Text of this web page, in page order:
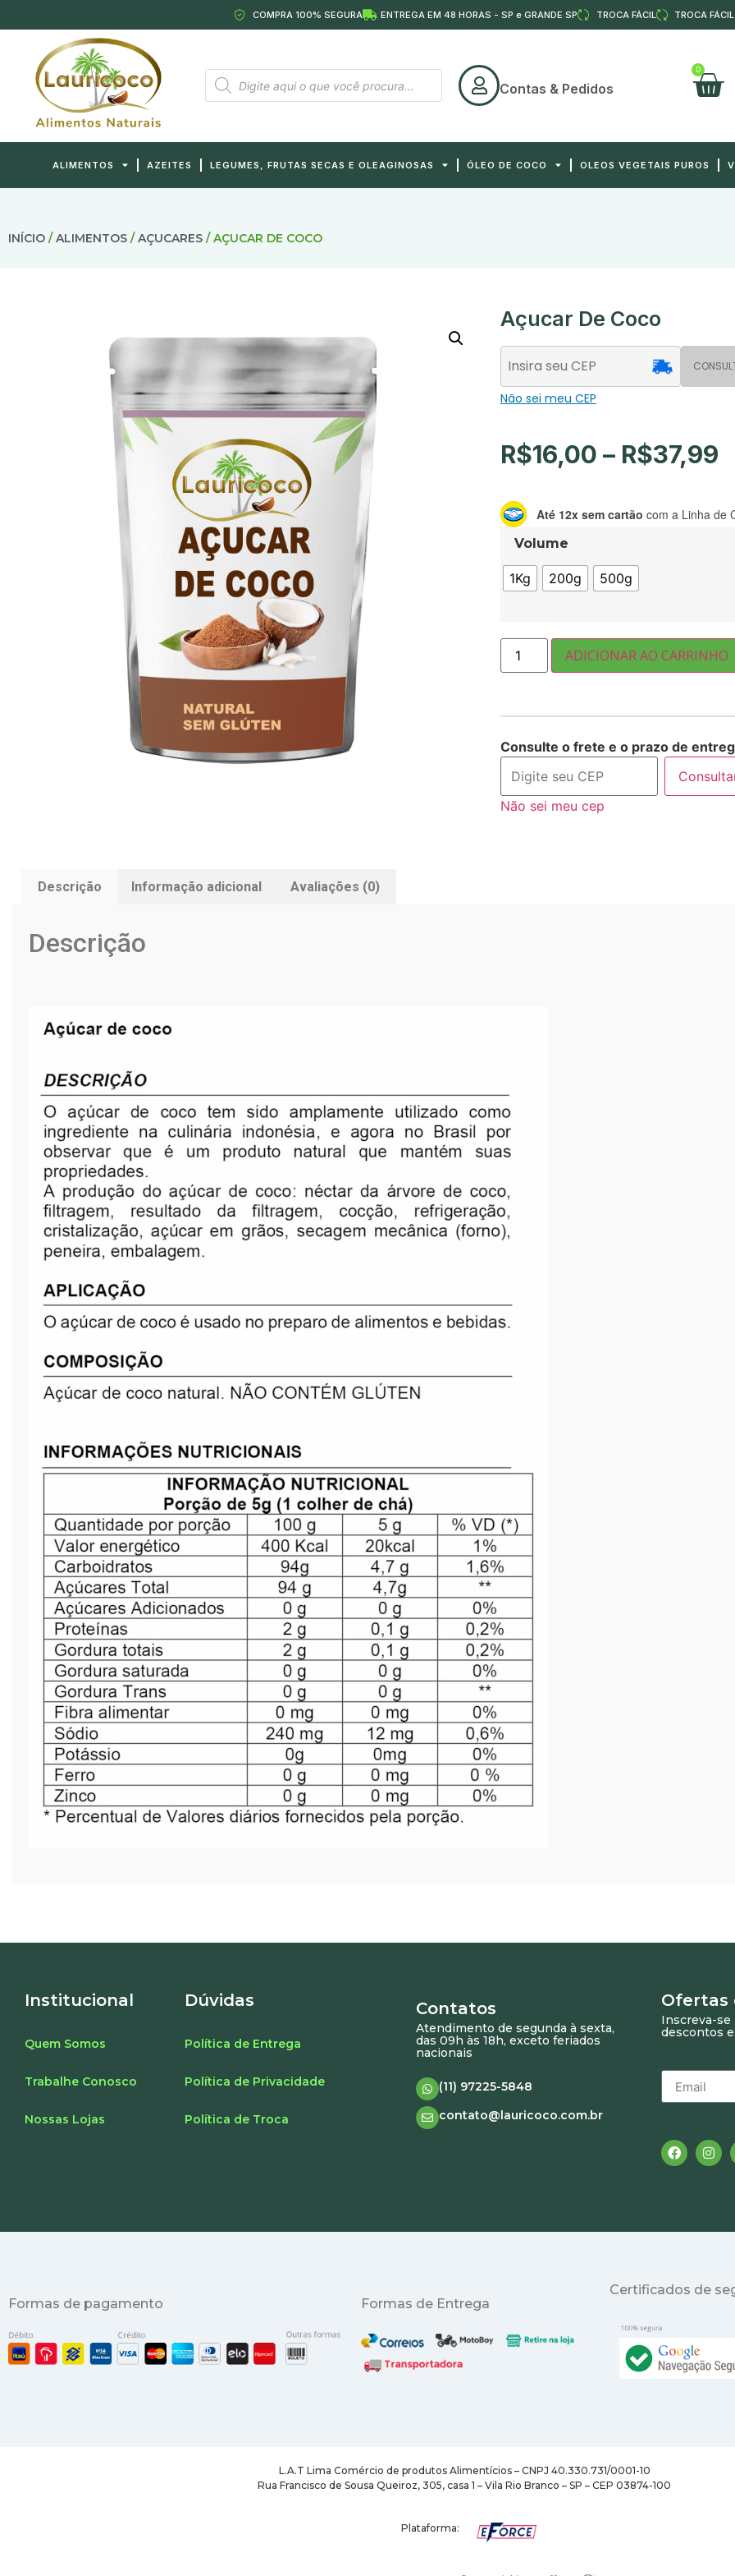
COMPRA 100% SEGURA ENTREGA EM 48 HORAS - SP e GRANDE SP TROCA FÁCIL TROCA FÁCIL
Contas & Pedidos
0
ALIMENTOS AZEITES LEGUMES, FRUTAS SECAS E OLEAGINOSAS ÓLEO DE COCO OLEOS VEGETAIS PUROS
INÍCIO /ALIMENTOS /AÇUCARES / AÇUCAR DE COCO
Açucar De Coco
Não sei meu CEP
R$16,00 – R$37,99
Até 12x sem cartão com a Linha de
Volume
1Kg 200g 500g
ADICIONAR AO CARRINHO
Consulte o frete e o prazo de
Não sei meu cep
Descrição Informação adicional Avaliações (0)
Descrição
Institucional
Quem Somos
Trabalhe Conosco
Nossas Lojas
Dúvidas
Política de Entrega
Política de Privacidade
Política de Troca
Contatos
Atendimento de segunda à sexta,
das 09h às 18h, exceto feriados
nacionais
(11) 97225-5848
contato@lauricoco.com.br
Ofertas
Inscreva-se
descontos
Formas de pagamento Formas de Entrega
Certificados de
L.A.T Lima Comércio de produtos Alimentícios – CNPJ 40.330.731/0001-10
Rua Francisco de Sousa Queiroz, 305, casa 1 – Vila Rio Branco – SP – CEP 03874-100
Plataforma: